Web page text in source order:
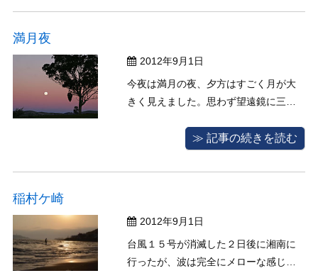
そこから車で３０分ほど南下した和田
満月夜
2012年9月1日
今夜は満月の夜、夕方はすごく月が大
きく見えました。思わず望遠鏡に三脚
≫ 記事の続きを読む
稲村ケ崎
2012年9月1日
台風１５号が消滅した２日後に湘南に
行ったが、波は完全にメローな感じに